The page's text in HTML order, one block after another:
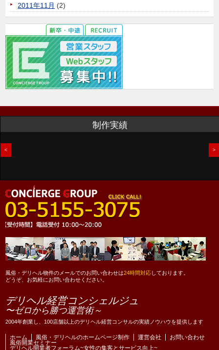
2011年11月 (2)
制作実績
< >
風俗・デリヘル物件のメールでのお問い合わせは24時間対応しております。
どうぞ、お気軽にお問い合わせください。
デリヘル経営コンシェルジュ
〜ゼロから勝つ運営術～
2004年創業し、100店舗以上のデリヘル経営コンサルの実績ノウハウを提供します
ホーム 風俗・デリヘルのホームページ制作 運営会社 お問い合わせ
風俗開業セミナー
デリヘル開業者フォーラム~女性の集客とサービス向上~